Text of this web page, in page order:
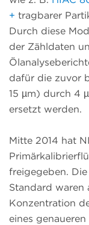
+ tragbarer
Durch diese
der Zähldaten
dafür die zuvor
15 µm) durch 4
ersetzt werden.
Mitte 2014 hat
freigegeben.
Standard waren
Konzentration
eines